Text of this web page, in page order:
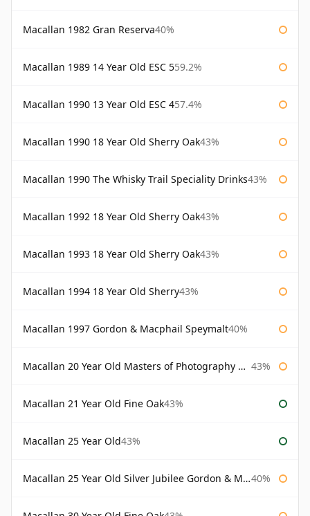
Macallan 1982 Gran Reserva40%
Macallan 1989 14 Year Old ESC 559.2%
Macallan 1990 13 Year Old ESC 457.4%
Macallan 1990 18 Year Old Sherry Oak43%
Macallan 1990 The Whisky Trail Speciality Drinks43%
Macallan 1992 18 Year Old Sherry Oak43%
Macallan 1993 18 Year Old Sherry Oak43%
Macallan 1994 18 Year Old Sherry43%
Macallan 1997 Gordon & Macphail Speymalt40%
Macallan 20 Year Old Masters of Photography Albert Watson 43%
Macallan 21 Year Old Fine Oak43%
Macallan 25 Year Old43%
Macallan 25 Year Old Silver Jubilee Gordon & Macphail 40%